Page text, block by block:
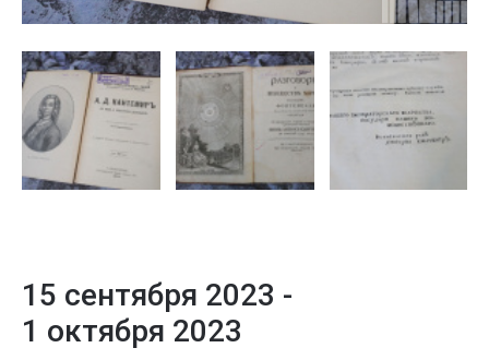
15 сентября 2023 -
1 октября 2023